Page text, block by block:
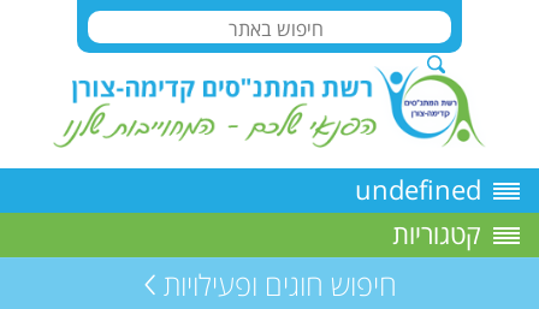
undefined
קטגוריות
חיפוש חוגים ופעילויות